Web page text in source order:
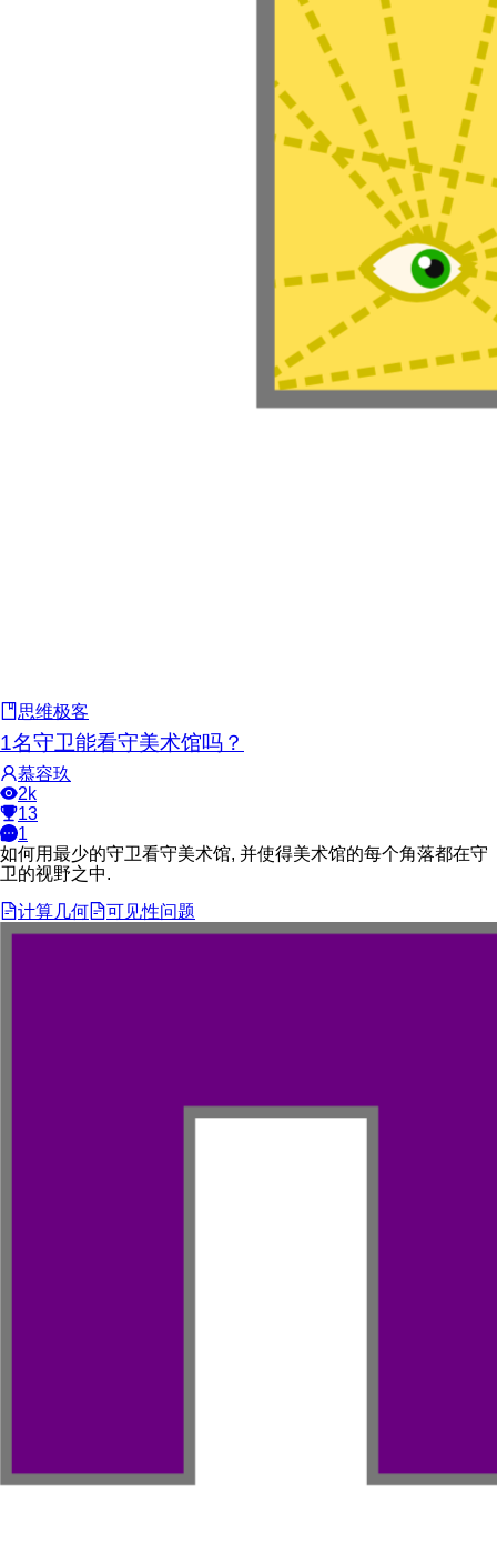
思维极客
1名守卫能看守美术馆吗？
慕容玖
2k
13
1
如何用最少的守卫看守美术馆, 并使得美术馆的每个角落都在守
卫的视野之中.
计算几何
可见性问题